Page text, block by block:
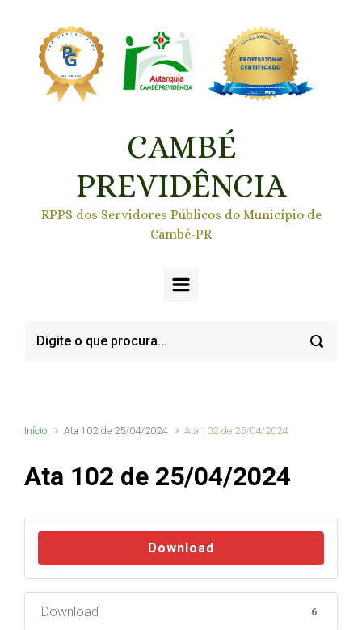
CAMBÉ
PREVIDÊNCIA
RPPS dos Servidores Públicos do Município de
Cambé-PR
Início Ata 102 de 25/04/2024 Ata 102 de 25/04/2024
Ata 102 de 25/04/2024
Download
Download 6